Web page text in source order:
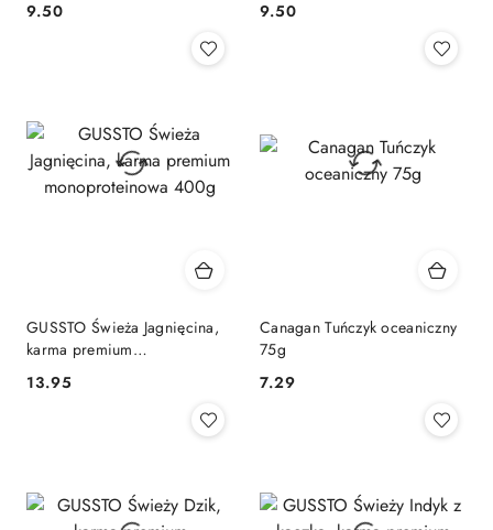
Cena:
9.50 Cena:
9.50
GUSSTO Świeża Jagnięcina,
karma premium
Cena:
13.95
Canagan Tuńczyk oceaniczny
75g
Cena:
7.29